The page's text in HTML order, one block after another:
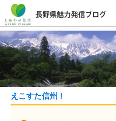
えこすた信州！